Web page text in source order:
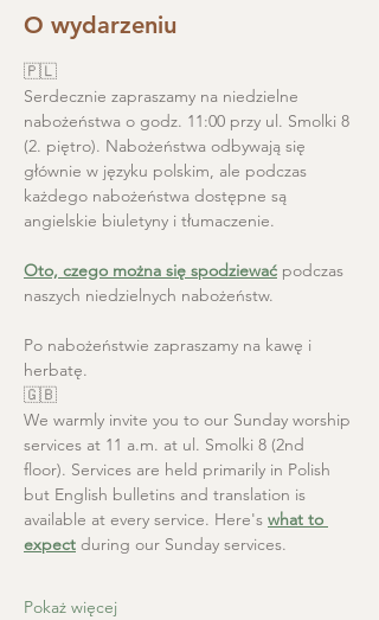
O wydarzeniu
🇵🇱
Serdecznie zapraszamy na niedzielne
nabożeństwa o godz. 11:00 przy ul. Smolki 8
(2. piętro). Nabożeństwa odbywają się
głównie w języku polskim, ale podczas
każdego nabożeństwa dostępne są
angielskie biuletyny i tłumaczenie.
Oto, czego można się spodziewać podczas
naszych niedzielnych nabożeństw.
Po nabożeństwie zapraszamy na kawę i
herbatę.
🇬🇧
We warmly invite you to our Sunday worship
services at 11 a.m. at ul. Smolki 8 (2nd
floor). Services are held primarily in Polish
but English bulletins and translation is
available at every service. Here's what to
expect during our Sunday services.
Pokaż więcej